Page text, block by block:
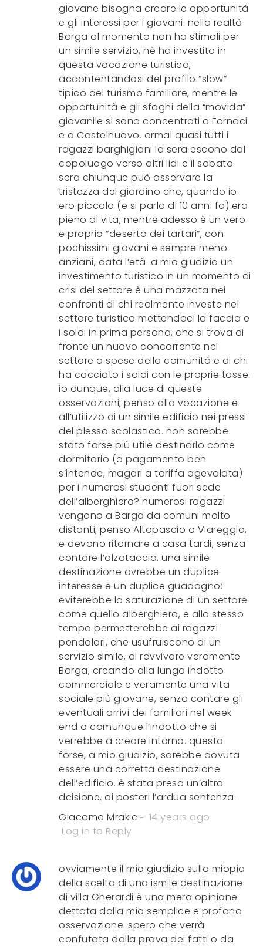
giovane bisogna creare le opportunità
e gli interessi per i giovani. nella realtà
Barga al momento non ha stimoli per
un simile servizio, nè ha investito in
questa vocazione turistica,
accontentandosi del profilo “slow”
tipico del turismo familiare, mentre le
opportunità e gli sfoghi della “movida”
giovanile si sono concentrati a Fornaci
e a Castelnuovo. ormai quasi tutti i
ragazzi barghigiani la sera escono dal
copoluogo verso altri lidi e il sabato
sera chiunque può osservare la
tristezza del giardino che, quando io
ero piccolo (e si parla di 10 anni fa) era
pieno di vita, mentre adesso è un vero
e proprio “deserto dei tartari”, con
pochissimi giovani e sempre meno
anziani, data l’età. a mio giudizio un
investimento turistico in un momento di
crisi del settore è una mazzata nei
confronti di chi realmente investe nel
settore turistico mettendoci la faccia e
i soldi in prima persona, che si trova di
fronte un nuovo concorrente nel
settore a spese della comunità e di chi
ha cacciato i soldi con le proprie tasse.
io dunque, alla luce di queste
osservazioni, penso alla vocazione e
all’utilizzo di un simile edificio nei pressi
del plesso scolastico. non sarebbe
stato forse più utile destinarlo come
dormitorio (a pagamento ben
s’intende, magari a tariffa agevolata)
per i numerosi studenti fuori sede
dell’alberghiero? numerosi ragazzi
vengono a Barga da comuni molto
distanti, penso Altopascio o Viareggio,
e devono ritornare a casa tardi, senza
contare l’alzataccia. una simile
destinazione avrebbe un duplice
interesse e un duplice guadagno:
eviterebbe la saturazione di un settore
come quello alberghiero, e allo stesso
tempo permetterebbe ai ragazzi
pendolari, che usufruiscono di un
servizio simile, di ravvivare veramente
Barga, creando alla lunga indotto
commerciale e veramente una vita
sociale più giovane, senza contare gli
eventuali arrivi dei familiari nel week
end o comunque l’indotto che si
verrebbe a creare intorno. questa
forse, a mio giudizio, sarebbe dovuta
essere una corretta destinazione
dell’edificio. è stata presa un’altra
dcisione, ai posteri l’ardua sentenza.
Giacomo Mrakic
14 years ago
Log in to Reply
ovviamente il mio giudizio sulla miopia
della scelta di una ismile destinazione
di villa Gherardi è una mera opinione
dettata dalla mia semplice e profana
osservazione. spero che verrà
confutata dalla prova dei fatti o da